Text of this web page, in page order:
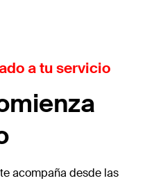
a tu servicio
acompaña desde las